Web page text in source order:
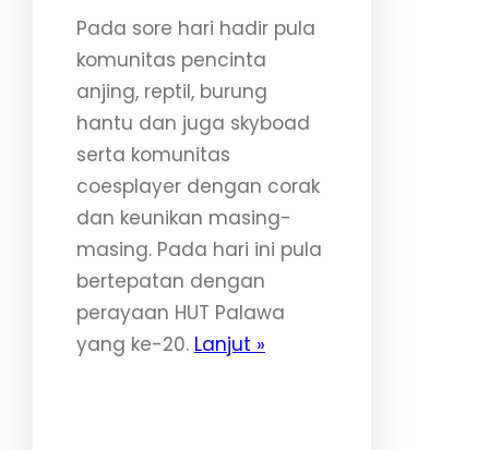
Pada sore hari hadir pula
komunitas pencinta
anjing, reptil, burung
hantu dan juga skyboad
serta komunitas
coesplayer dengan corak
dan keunikan masing-
masing. Pada hari ini pula
bertepatan dengan
perayaan HUT Palawa
yang ke-20. Lanjut »